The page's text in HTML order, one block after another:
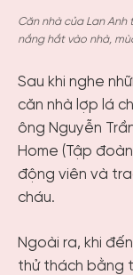
Căn nhà của Lan
nắng hắt vào nhà,
Sau khi nghe
căn nhà lợp lá
ông Nguyễn
Home (Tập
động viên và
cháu.
Ngoài ra, khi
thử thách bằng